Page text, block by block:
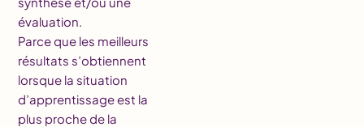
évaluation.
Parce que les meilleurs
résultats s’obtiennent
lorsque la situation
d’apprentissage est la
plus proche de la